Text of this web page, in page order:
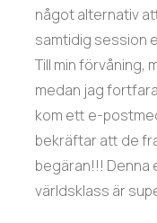
något alternativ
samtidig session
Till min förvåning,
medan jag
kom ett e-
bekräftar att de
begäran!!! Denna
världsklass är